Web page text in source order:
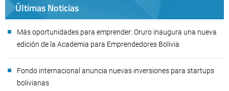
Últimas Noticias
Más oportunidades para emprender: Oruro inaugura una nueva
edición de la Academia para Emprendedores Bolivia
Fondo internacional anuncia nuevas inversiones para startups
bolivianas